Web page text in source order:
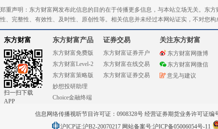
郑重声明：东方财富网发布此信息的目的在于传播更多信息，与本站立场无关。东
性、完整性、有效性、及时性、原创性等。相关信息并未经过本网站证实，不对您
东方财富
扫一扫下载
APP
东方财富产品
东方财富免费版
东方财富Level-2
东方财富策略版
妙想投研助理
Choice金融终端
证券交易
东方财富证券开户
东方财富在线交易
东方财富证券交易
关注东方财富
东方财富网微博
东方财富网微信
意见与建议
信息网络传播视听节目许可证：0908328号 经营证券期货业务许可证编
沪ICP证:沪B2-20070217 网站备案号:沪ICP备05006054号-11